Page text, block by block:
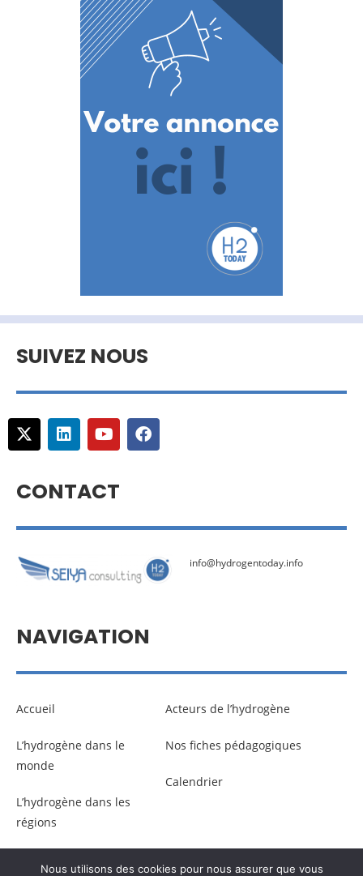
SUIVEZ NOUS
CONTACT
info@hydrogentoday.info
NAVIGATION
Accueil
L’hydrogène dans le
monde
L’hydrogène dans les
régions
Acteurs de l’hydrogène
Nos fiches pédagogiques
Calendrier
Nous utilisons des cookies pour nous assurer que vous